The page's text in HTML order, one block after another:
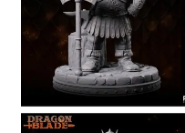
Space Gits
Battletech
Acessórios